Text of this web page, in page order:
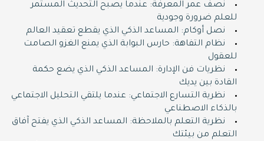
نصف عمر المعرفة: عندما يصبح التحديث المستمر
للعلم ضرورة وجودية
نصل أوكام: المساعد الذكي الذي يقطع تعقيد العالم
نظام التفاهة: حارس البوابة الذي يمنع الغزو الصامت
للعقول
نظريات فن الإدارة: المساعد الذكي الذي يضع حكمة
القادة بين يديك
نظرية التسارع الاجتماعي: عندما يلتقي التحليل الاجتماعي
بالذكاء الاصطناعي
نظرية التعلم بالملاحظة: المساعد الذكي الذي يفتح آفاق
التعلم من بيئتك